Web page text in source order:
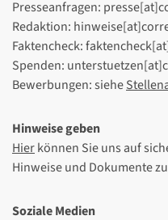
Presseanfragen:
Redaktion:
Faktencheck:
Spenden:
Bewerbungen: siehe
Hinweise geben
Hierkönnen Sie uns auf
Hinweise und Dokumente
Soziale Medien